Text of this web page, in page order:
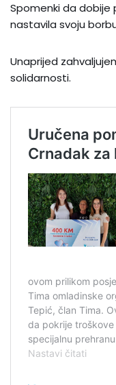
Spomenki da dobije
nastavila svoju
Unaprijed
solidarnosti.